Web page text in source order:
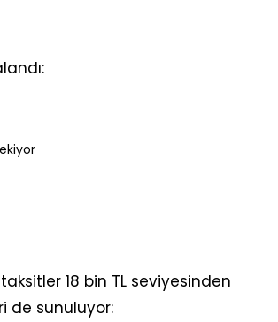
18 bin TL seviyesinden
de sunuluyor: